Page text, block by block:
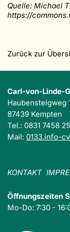
Quelle: Michael
https://
Zurück zur
Carl-von-Linde-
Haubensteigweg
87439 Kempten
Tel.: 0831 7458
Mail: 0133.info-
KONTAKT
Öffnungszeiten
Mo-Do: 7:30 -